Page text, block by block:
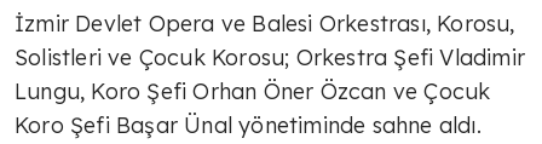
İzmir Devlet Opera ve Balesi Orkestrası, Korosu,
Solistleri ve Çocuk Korosu; Orkestra Şefi Vladimir
Lungu, Koro Şefi Orhan Öner Özcan ve Çocuk
Koro Şefi Başar Ünal yönetiminde sahne aldı.